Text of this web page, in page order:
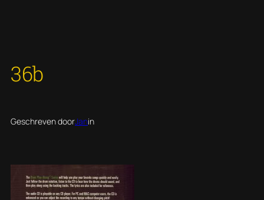
36b
Geschreven doorJanin